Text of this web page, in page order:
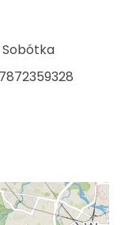
Sobótka